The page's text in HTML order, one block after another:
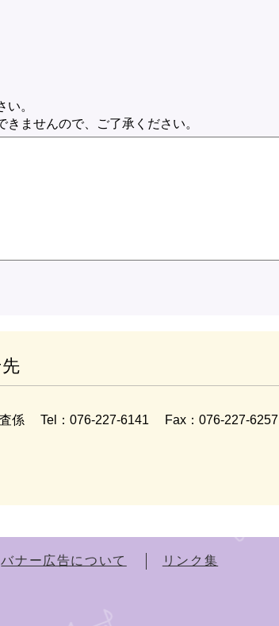
。
ませんので、ご了承ください。
係 Tel：076-227-6141 Fax：076-227-6257
バナー広告について リンク集